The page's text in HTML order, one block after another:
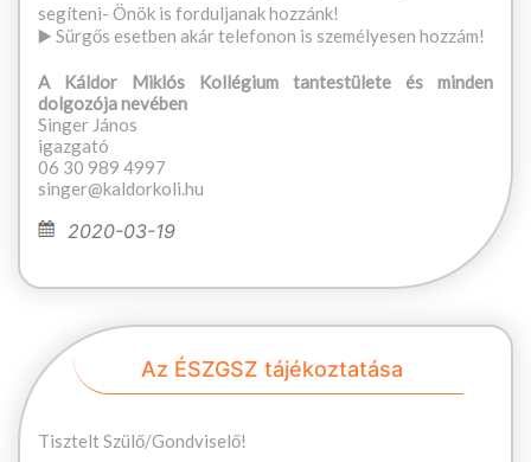
segíteni- Önök is forduljanak hozzánk!
▶️ Sürgős esetben akár telefonon is személyesen hozzám!
A Káldor Miklós Kollégium tantestülete és minden
dolgozója nevében
Singer János
igazgató
06 30 989 4997
singer@kaldorkoli.hu
2020-03-19
Az ÉSZGSZ tájékoztatása
Tisztelt Szülő/Gondviselő!